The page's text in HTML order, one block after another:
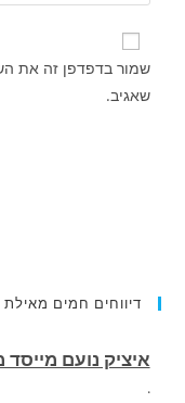
שמור בדפדפן זה את
שאגיב.
דיווחים חמים
הותר לפרסום